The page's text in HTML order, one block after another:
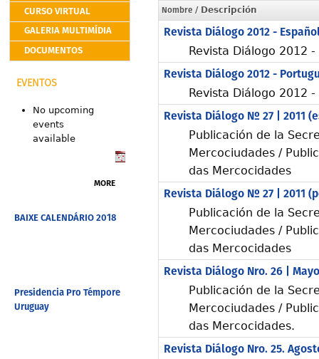
CURSO VIRTUAL
GALERIA MULTIMÍDIA
DOCUMENTOS
EVENTOS
No upcoming
events
available
MORE
BAIXE CALENDÁRIO 2018
Presidencia Pro Témpore
Uruguay
Nombre / Descripción
Revista Diálogo 2012 -
Revista Diálogo 2012 -
Revista Diálogo 2012 -
Revista Diálogo 2012 -
Revista Diálogo Nº 27 | 2011
Publicación de la
Mercociudades /
das Mercocidades
Revista Diálogo Nº 27 | 2011
Publicación de la
Mercociudades /
das Mercocidades
Revista Diálogo Nro. 26 |
Publicación de la
Mercociudades /
das Mercocidades.
Revista Diálogo Nro. 25.